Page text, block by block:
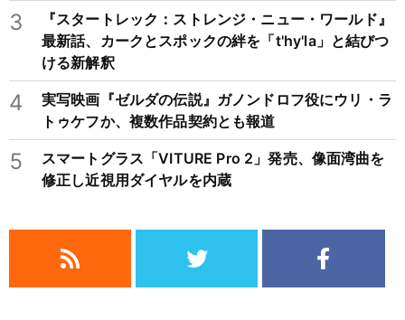
3
『スタートレック：ストレンジ・ニュー・ワールド』
最新話、カークとスポックの絆を「t'hy'la」と結びつ
ける新解釈
4
実写映画『ゼルダの伝説』ガノンドロフ役にウリ・ラ
トゥケフか、複数作品契約とも報道
5
スマートグラス「VITURE Pro 2」発売、像面湾曲を
修正し近視用ダイヤルを内蔵